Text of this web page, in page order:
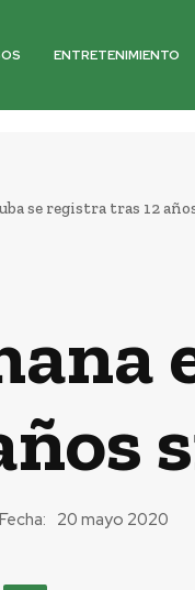
ENTRETENIMIENTO
se registra tras 12
Fecha: 20 mayo 2020